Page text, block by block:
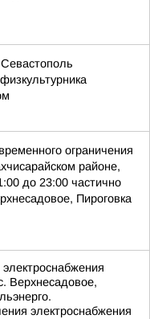
ограничения
районе,
до 23:00 частично
Пироговка
Верхнесадовое,
электроснабжения